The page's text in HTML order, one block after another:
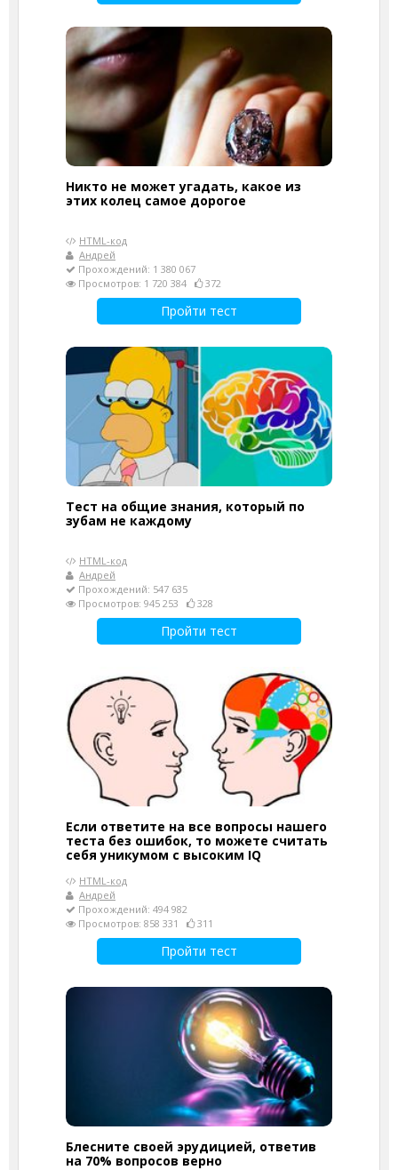
Никто не может угадать, какое из
этих колец самое дорогое
HTML-код
Андрей
Прохождений: 1 380 067
Просмотров: 1 720 384
372
Пройти тест
Тест на общие знания, который по
зубам не каждому
HTML-код
Андрей
Прохождений: 547 635
Просмотров: 945 253
328
Пройти тест
Если ответите на все вопросы нашего
теста без ошибок, то можете считать
себя уникумом с высоким IQ
HTML-код
Андрей
Прохождений: 494 982
Просмотров: 858 331
311
Пройти тест
Блесните своей эрудицией, ответив
на 70% вопросов верно